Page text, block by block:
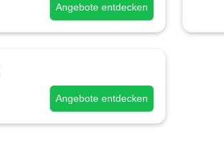
Angebote entdecken
Angebote entdecken